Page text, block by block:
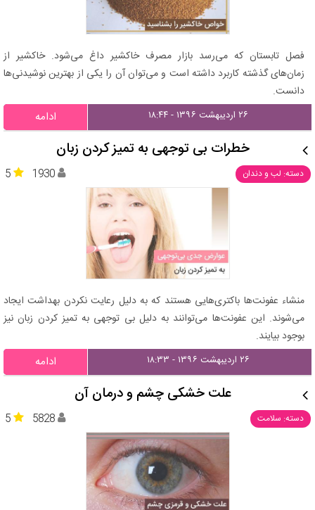
فصل تابستان که می‌رسد بازار مصرف خاکشیر داغ می‌شود. خاکشیر از
زمان‌های گذشته کاربرد داشته است و می‌توان آن را یکی از بهترین نوشیدنی‌ها
دانست.
۲۶ اردیبهشت ۱۳۹۶ - ۱۸:۴۴ ادامه
خطرات بی توجهی به تمیز کردن زبان
دسته: لب و دندان 5 1930
منشاء عفونت‌ها باکتری‌هایی هستند که به دلیل رعایت نکردن بهداشت ایجاد
می‌شوند. این عفونت‌ها می‌توانند به دلیل بی توجهی به تمیز کردن زبان نیز
بوجود بیایند.
۲۶ اردیبهشت ۱۳۹۶ - ۱۸:۳۳ ادامه
علت خشکی چشم و درمان آن
دسته: سلامت 5 5828